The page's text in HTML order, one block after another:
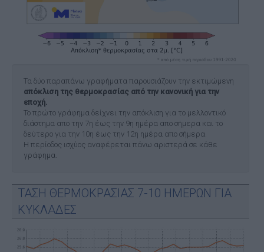
Τα δύο παραπάνω γραφήματα παρουσιάζουν την εκτιμώμενη
απόκλιση της θερμοκρασίας από την κανονική για την
εποχή.
Το πρώτο γράφημα δείχνει την απόκλιση για το μελλοντικό
διάστημα απο την 7η έως την 9η ημέρα απο σήμερα και το
δεύτερο για την 10η έως την 12η ημέρα απο σήμερα.
Η περίοδος ισχύος αναφέρεται πάνω αριστερά σε κάθε
γράφημα.
ΤΑΣΗ ΘΕΡΜΟΚΡΑΣΙΑΣ 7-10 ΗΜΕΡΩΝ ΓΙΑ
ΚΥΚΛΑΔΕΣ